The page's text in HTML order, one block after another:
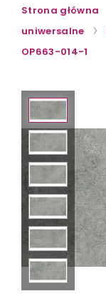
Strona główna
uniwersalne
OP663-014-1